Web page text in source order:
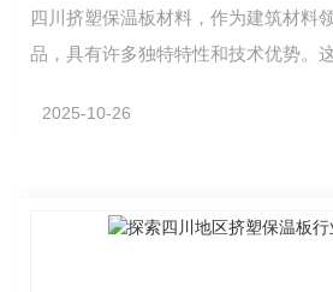
四川挤塑保温板材料，作为建筑材料
品，具有许多独特特性和技术优势。
2025-10-26